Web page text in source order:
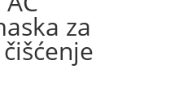
za